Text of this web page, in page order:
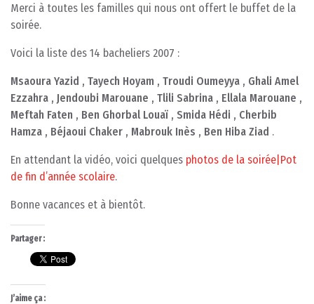
Merci à toutes les familles qui nous ont offert le buffet de la
soirée.
Voici la liste des 14 bacheliers 2007 :
Msaoura Yazid , Tayech Hoyam , Troudi Oumeyya , Ghali Amel
Ezzahra , Jendoubi Marouane , Tlili Sabrina , Ellala Marouane ,
Meftah Faten , Ben Ghorbal Louaï , Smida Hédi , Cherbib
Hamza , Béjaoui Chaker , Mabrouk Inès , Ben Hiba Ziad .
En attendant la vidéo, voici quelques photos de la soirée|Pot
de fin d’année scolaire.
Bonne vacances et à bientôt.
Partager :
J’aime ça :